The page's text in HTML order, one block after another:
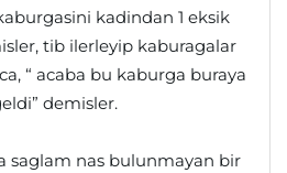
kadindan 1 eksik
tib ilerleyip kaburagalar
“ acaba bu kaburga buraya
demisler.
saglam nas bulunmayan bir